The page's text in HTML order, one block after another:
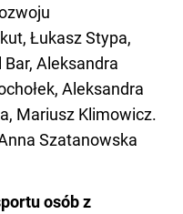
Łukasz Stypa,
Aleksandra
Aleksandra
Mariusz Klimowicz.
Szatanowska
osób z